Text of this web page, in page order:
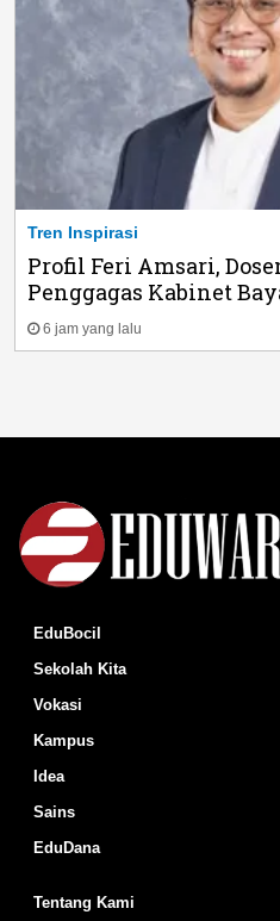
Tren Inspirasi
Profil Feri Amsari,
Penggagas Kabinet
6 jam yang lalu
EduBocil
Sekolah Kita
Vokasi
Kampus
Idea
Sains
EduDana
Tentang Kami